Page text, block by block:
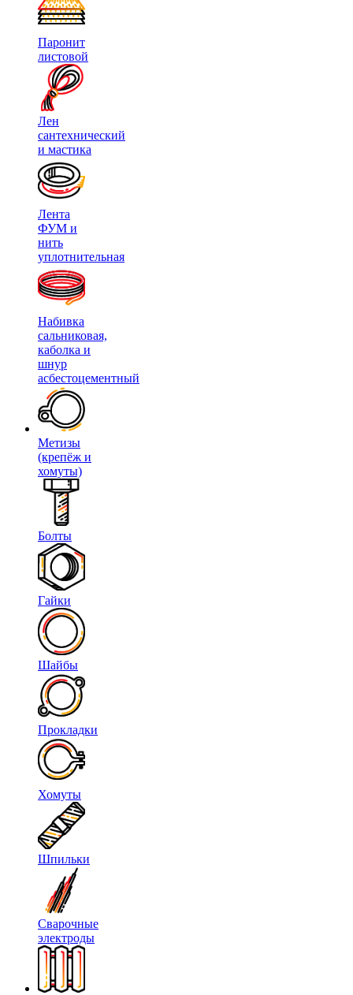
Паронит
листовой
Лен
сантехнический
и мастика
Лента
ФУМ и
нить
уплотнительная
Набивка
сальниковая,
каболка и
шнур
асбестоцементный
Метизы
(крепёж и
хомуты)
Болты
Гайки
Шайбы
Прокладки
Хомуты
Шпильки
Сварочные
электроды